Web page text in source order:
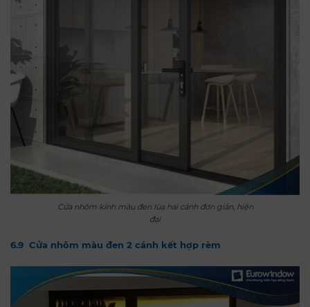
Cửa nhôm kính màu đen lùa hai cánh đơn giản, hiện
đại
6.9 Cửa nhôm màu đen 2 cánh kết hợp rèm